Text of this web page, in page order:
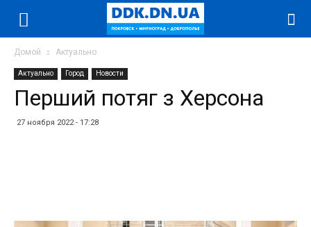
Домой Актуально
Актуально Город Новости
Перший потяг з Херсона
27 ноября 2022 - 17:28